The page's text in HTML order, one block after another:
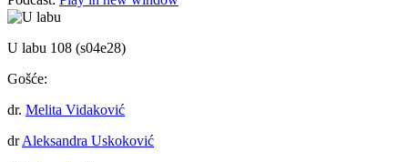
U labu 108 (s04e28)
Gošće:
dr. Melita Vidaković
drAleksandra Uskoković